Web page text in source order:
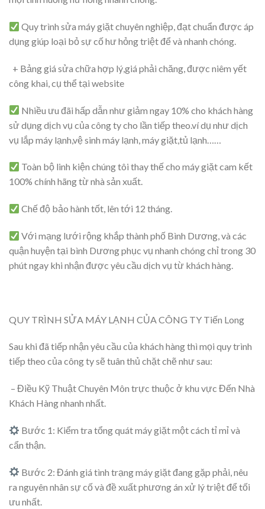
Quy trình sửa máy giặt chuyên nghiệp, đạt chuẩn được áp
dụng giúp loại bỏ sự cố hư hỏng triệt để và nhanh chóng.
+ Bảng giá sửa chữa hợp lý,giá phải chăng, được niêm yết
công khai, cụ thể tại website
Nhiều ưu đãi hấp dẫn như giảm ngay 10% cho khách hàng
sử dụng dịch vụ của công ty cho lần tiếp theo.ví dụ như dịch
vụ lắp máy lạnh,vệ sinh máy lạnh, máy giặt,tủ lạnh……
Toàn bộ linh kiện chúng tôi thay thế cho máy giặt cam kết
100% chính hãng từ nhà sản xuất.
Chế độ bảo hành tốt, lên tới 12 tháng.
Với mạng lưới rộng khắp thành phố Bình Dương, và các
quận huyện tại bình Dương phục vụ nhanh chóng chỉ trong 30
phút ngay khi nhận được yêu cầu dịch vụ từ khách hàng.
QUY TRÌNH SỬA MÁY LẠNH CỦA CÔNG TY Tiến Long
Sau khi đã tiếp nhận yêu cầu của khách hàng thì mọi quy trình
tiếp theo của công ty sẽ tuân thủ chặt chẽ như sau:
– Điều Kỹ Thuật Chuyên Môn trực thuộc ở khu vực Đến Nhà
Khách Hàng nhanh nhất.
Bước 1: Kiểm tra tổng quát máy giặt một cách tỉ mỉ và
cẩn thận.
Bước 2: Đánh giá tình trạng máy giặt đang gặp phải, nêu
ra nguyên nhân sự cố và đề xuất phương án xử lý triệt để tối
ưu nhất.